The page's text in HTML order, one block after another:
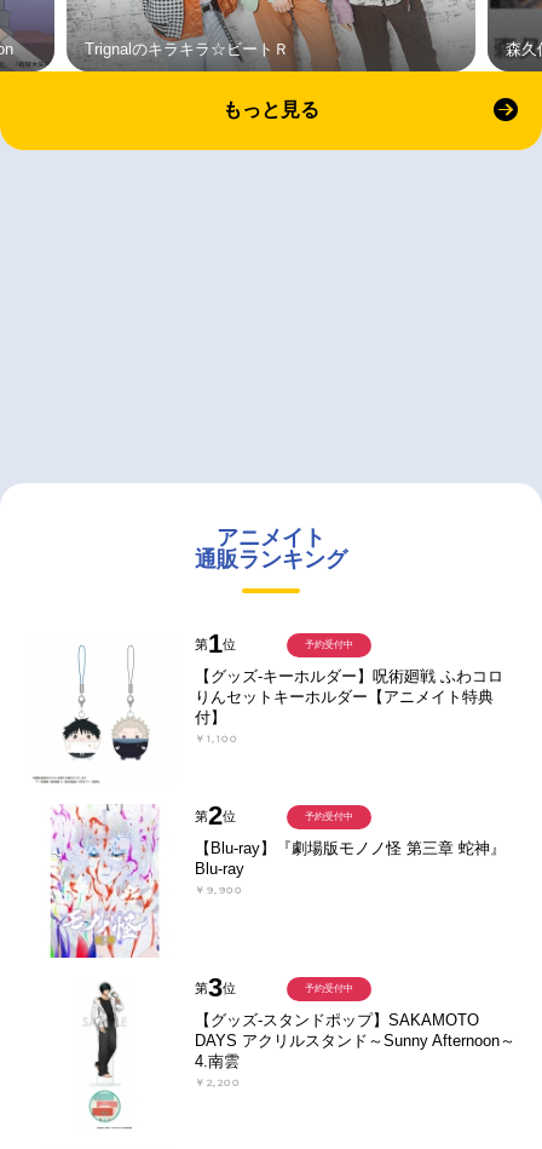
Trignalのキラキラ☆ビートＲ 森久
もっと見る
アニメイト
通販ランキング
第1位
【グッズ-キーホルダー】呪術廻戦 ふわコロ
りんセットキーホルダー【アニメイト特典
付】
￥1,100
予約受付中
第2位
【Blu-ray】『劇場版モノノ怪 第三章 蛇神』
Blu-ray
￥9,900
予約受付中
第3位
【グッズ-スタンドポップ】SAKAMOTO
DAYS アクリルスタンド～Sunny Afternoon～
4.南雲
￥2,200
予約受付中